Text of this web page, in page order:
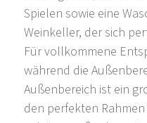
Spielen sowie eine
Weinkeller, der sich
Für vollkommene
während die
Außenbereich ist ein
den perfekten